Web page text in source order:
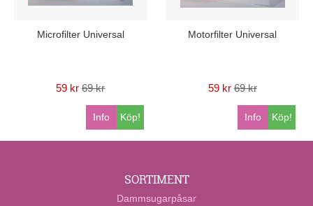
Microfilter Universal
59 kr 69 kr
Köp!
Info
Motorfilter Universal
59 kr 69 kr
Köp!
Info
SORTIMENT
Dammsugarpåsar